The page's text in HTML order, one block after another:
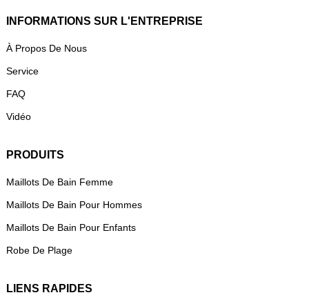
INFORMATIONS SUR L'ENTREPRISE
À Propos De Nous
Service
FAQ
Vidéo
PRODUITS
Maillots De Bain Femme
Maillots De Bain Pour Hommes
Maillots De Bain Pour Enfants
Robe De Plage
LIENS RAPIDES